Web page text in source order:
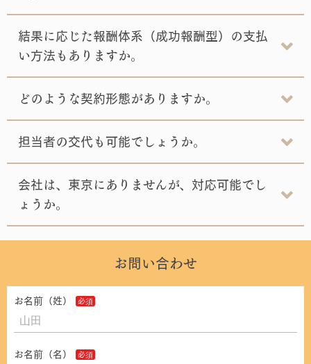
結果に応じた報酬体系（成功報酬型）の支払
い方法もありますか。
どのような契約形態がありますか。
担当者の交代も可能でしょうか。
会社は、東京にありませんが、対応可能でし
ょうか。
お問い合わせ
お名前（姓）
お名前（名）